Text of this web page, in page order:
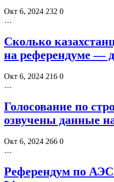
Окт 6, 2024 232 0
…
Сколько
на референдуме —
Окт 6, 2024 216 0
…
Голосование по
озвучены данные
Окт 6, 2024 266 0
…
Референдум по АЭС